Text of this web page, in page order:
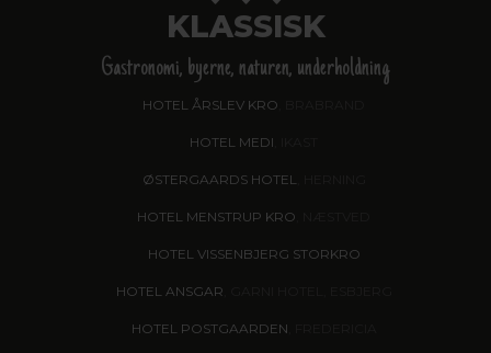
KLASSISK
Gastronomi, byerne, naturen, underholdning
HOTEL ÅRSLEV KRO
HOTEL MEDI
ØSTERGAARDS HOTEL
HOTEL MENSTRUP KRO
HOTEL VISSENBJERG STORKRO
HOTEL ANSGAR
HOTEL POSTGAARDEN